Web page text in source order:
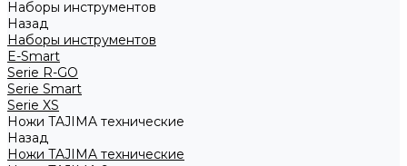
Наборы инструментов
Назад
Наборы инструментов
E-Smart
Serie R-GO
Serie Smart
Serie XS
Ножи TAJIMA технические
Назад
Ножи TAJIMA технические